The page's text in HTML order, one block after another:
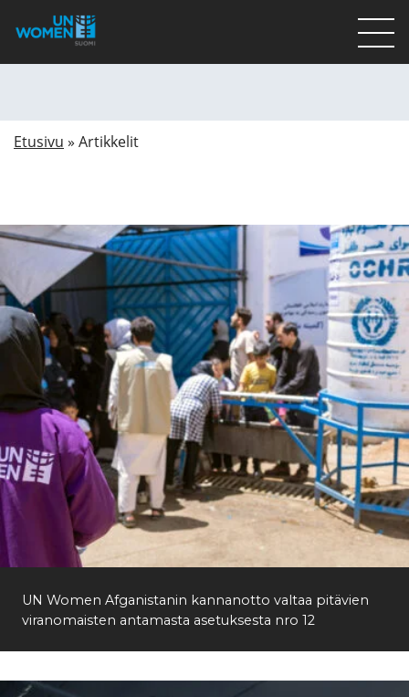
Osallistu
Mitä teemme
Tietoa meistä
På Svenska
Valikon rivi
Lahjoita
Etsi
Etusivu » Artikkelit
UN Women Afganistanin kannanotto valtaa pitävien
viranomaisten antamasta asetuksesta nro 12